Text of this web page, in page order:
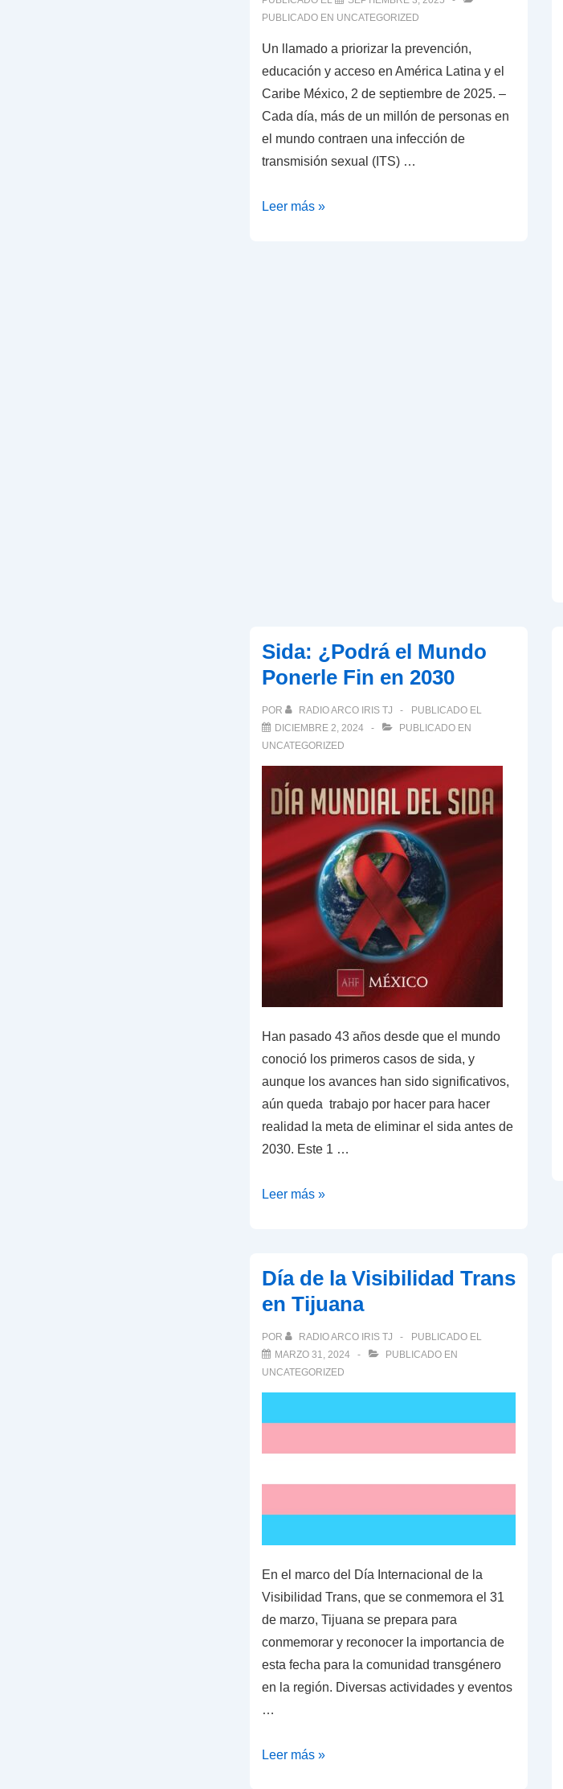
Tijuana
en
marco
del
Día
Internacional
Condón
PUBLICADO EN UNCATEGORIZED
Un llamado a priorizar la prevención,
educación y acceso en América Latina y el
Caribe México, 2 de septiembre de 2025. –
Cada día, más de un millón de personas en
el mundo contraen una infección de
transmisión sexual (ITS) …
La
Leer más »
Sida: ¿Podrá el Mundo
Ponerle Fin en 2030
POR RADIO ARCO IRIS TJ
PUBLICADO EL
DICIEMBRE 2, 2024
PUBLICADO EN
UNCATEGORIZED
Han pasado 43 años desde que el mundo
conoció los primeros casos de sida, y
aunque los avances han sido significativos,
aún queda trabajo por hacer para hacer
realidad la meta de eliminar el sida antes de
2030. Este 1 …
Sida:
Ponerle
Fin
2030
Leer más »
Día de la Visibilidad Trans
en Tijuana
POR RADIO ARCO IRIS TJ
PUBLICADO EL
MARZO 31, 2024
PUBLICADO EN
UNCATEGORIZED
En el marco del Día Internacional de la
Visibilidad Trans, que se conmemora el 31
de marzo, Tijuana se prepara para
conmemorar y reconocer la importancia de
esta fecha para la comunidad transgénero
en la región. Diversas actividades y eventos
…
Día
Leer más »